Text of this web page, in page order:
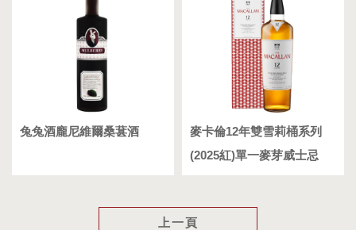
兔兔酒龐尼維爾桑葚酒
麥卡倫12年雙雪莉桶系列
(2025紅)單一麥芽威士忌
上一頁